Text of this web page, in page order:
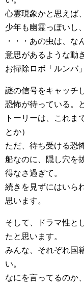
心霊現象かと思えば
少年も幽霊っぽいし
・・・あの虫は、な
意思があるような動
お掃除ロボ「ルンバ
謎の信号をキャッチ
恐怖が待っている。
トーリーは、これま
とか）
ただ、待ち受ける恐
船なのに、隠し穴を
得なさ過ぎて。
続きを見ずにはいら
思います。
そして、ドラマ性と
たと思います。
みんな、それぞれ国
い。
なにを言ってるのか